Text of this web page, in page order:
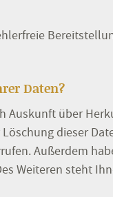
Daten?
Auskunft über
dieser
Außerdem
Weiteren steht